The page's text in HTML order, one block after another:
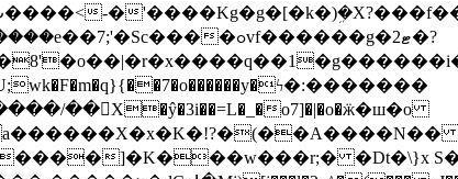
��񛆻X�ŷ�3i��=L�_�o7]�|�o�ӝ�ш�o
�